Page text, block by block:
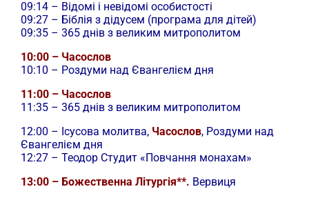
09:14 – Відомі і невідомі особистості
09:27 – Біблія з дідусем (програма для дітей)
09:35 – 365 днів з великим митрополитом
10:00 – Часослов
10:10 – Роздуми над Євангелієм дня
11:00 – Часослов
11:35 – 365 днів з великим митрополитом
12:00 – Ісусова молитва, Часослов, Роздуми над
Євангелієм дня
12:27 – Теодор Студит «Повчання монахам»
13:00 – Божественна Літургія**. Вервиця